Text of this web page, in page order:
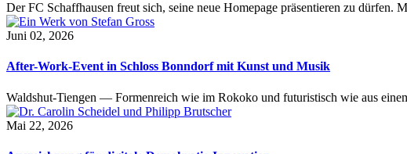
Der FC Schaffhausen freut sich, seine neue Homepage präsentieren zu
Juni 02, 2026
After-Work-Event in Schloss Bonndorf mit Kunst und Musik
Waldshut-Tiengen — Formenreich wie im Rokoko und futuristisch wie aus
Mai 22, 2026